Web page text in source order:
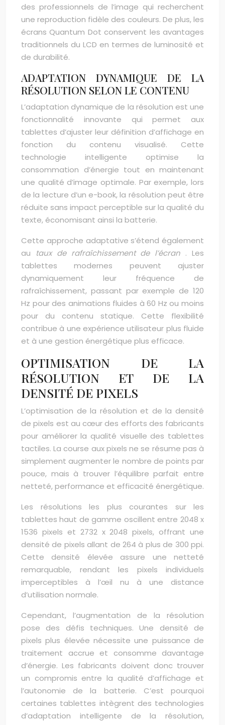
des professionnels de l’image qui recherchent
une reproduction fidèle des couleurs. De plus, les
écrans Quantum Dot conservent les avantages
traditionnels du LCD en termes de luminosité et
de durabilité.
ADAPTATION DYNAMIQUE DE LA
RÉSOLUTION SELON LE CONTENU
L’adaptation dynamique de la résolution est une
fonctionnalité innovante qui permet aux
tablettes d’ajuster leur définition d’affichage en
fonction du contenu visualisé. Cette
technologie intelligente optimise la
consommation d’énergie tout en maintenant
une qualité d’image optimale. Par exemple, lors
de la lecture d’un e-book, la résolution peut être
réduite sans impact perceptible sur la qualité du
texte, économisant ainsi la batterie.
Cette approche adaptative s’étend également
au
taux de rafraîchissement de l’écran . Les
tablettes modernes peuvent ajuster
dynamiquement leur fréquence de
rafraîchissement, passant par exemple de 120
Hz pour des animations fluides à 60 Hz ou moins
pour du contenu statique. Cette flexibilité
contribue à une expérience utilisateur plus fluide
et à une gestion énergétique plus efficace.
OPTIMISATION DE LA
RÉSOLUTION ET DE LA
DENSITÉ DE PIXELS
L’optimisation de la résolution et de la densité
de pixels est au cœur des efforts des fabricants
pour améliorer la qualité visuelle des tablettes
tactiles. La course aux pixels ne se résume pas à
simplement augmenter le nombre de points par
pouce, mais à trouver l’équilibre parfait entre
netteté, performance et efficacité énergétique.
Les résolutions les plus courantes sur les
tablettes haut de gamme oscillent entre 2048 x
1536 pixels et 2732 x 2048 pixels, offrant une
densité de pixels allant de 264 à plus de 300 ppi.
Cette densité élevée assure une netteté
remarquable, rendant les pixels individuels
imperceptibles à l’œil nu à une distance
d’utilisation normale.
Cependant, l’augmentation de la résolution
pose des défis techniques. Une densité de
pixels plus élevée nécessite une puissance de
traitement accrue et consomme davantage
d’énergie. Les fabricants doivent donc trouver
un compromis entre la qualité d’affichage et
l’autonomie de la batterie. C’est pourquoi
certaines tablettes intègrent des technologies
d’adaptation intelligente de la résolution,